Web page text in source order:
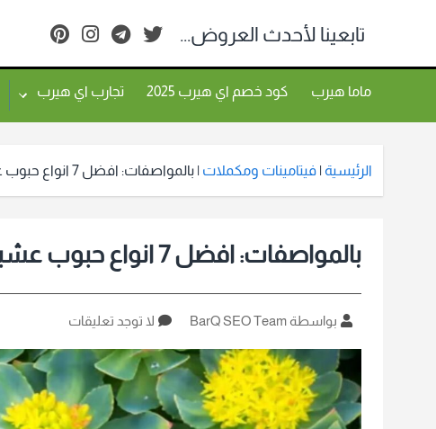
تابعينا لأحدث العروض...
ماما هيرب كود خصم اي هيرب 2025 تجارب اي هيرب
الرئيسية |فيتامينات ومكملات |بالمواصفات: افضل 7 انواع حبوب عشبة الجذر الذهبي (الروديولا)
بالمواصفات: افضل 7 انواع حبوب عشبة الجذر الذهبي (الروديولا)
كاتب
بواسطة BarQ SEO Team لا توجد تعليقات
افضل
7
انواع
حبوب